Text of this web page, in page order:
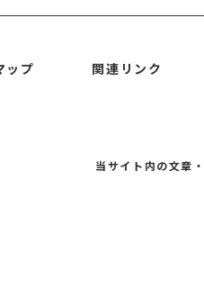
ップ 関連リンク
当サイト内の文章